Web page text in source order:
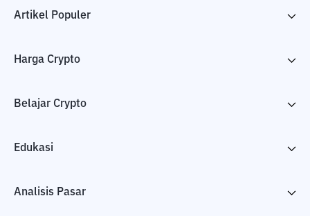
Artikel Populer
Harga Crypto
Belajar Crypto
Edukasi
Analisis Pasar